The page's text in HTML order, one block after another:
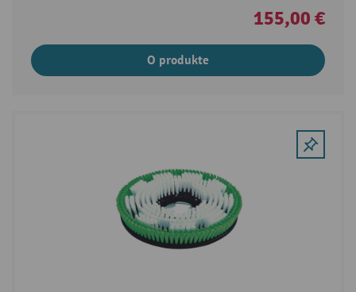
155,00 €
O produkte